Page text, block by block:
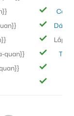
quan}}
Dán
Lắp